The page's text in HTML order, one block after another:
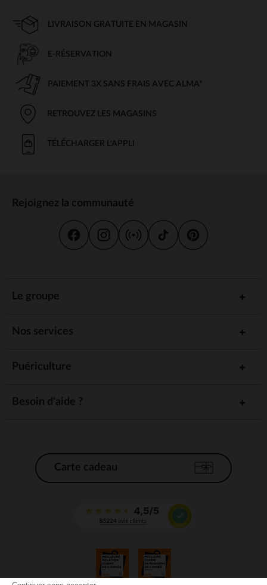
LIVRAISON GRATUITE EN MAGASIN
E-RÉSERVATION
PAIEMENT 3X SANS FRAIS AVEC ALMA*
RETROUVEZ LES MAGASINS
TÉLÉCHARGER L'APPLI
Rejoignez la communauté
Le groupe
Nos services
Puériculture
Besoin d'aide ?
Carte cadeau